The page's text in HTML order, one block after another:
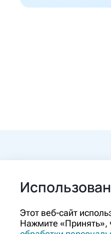
Этот веб-сайт
Нажмите «Принять»,